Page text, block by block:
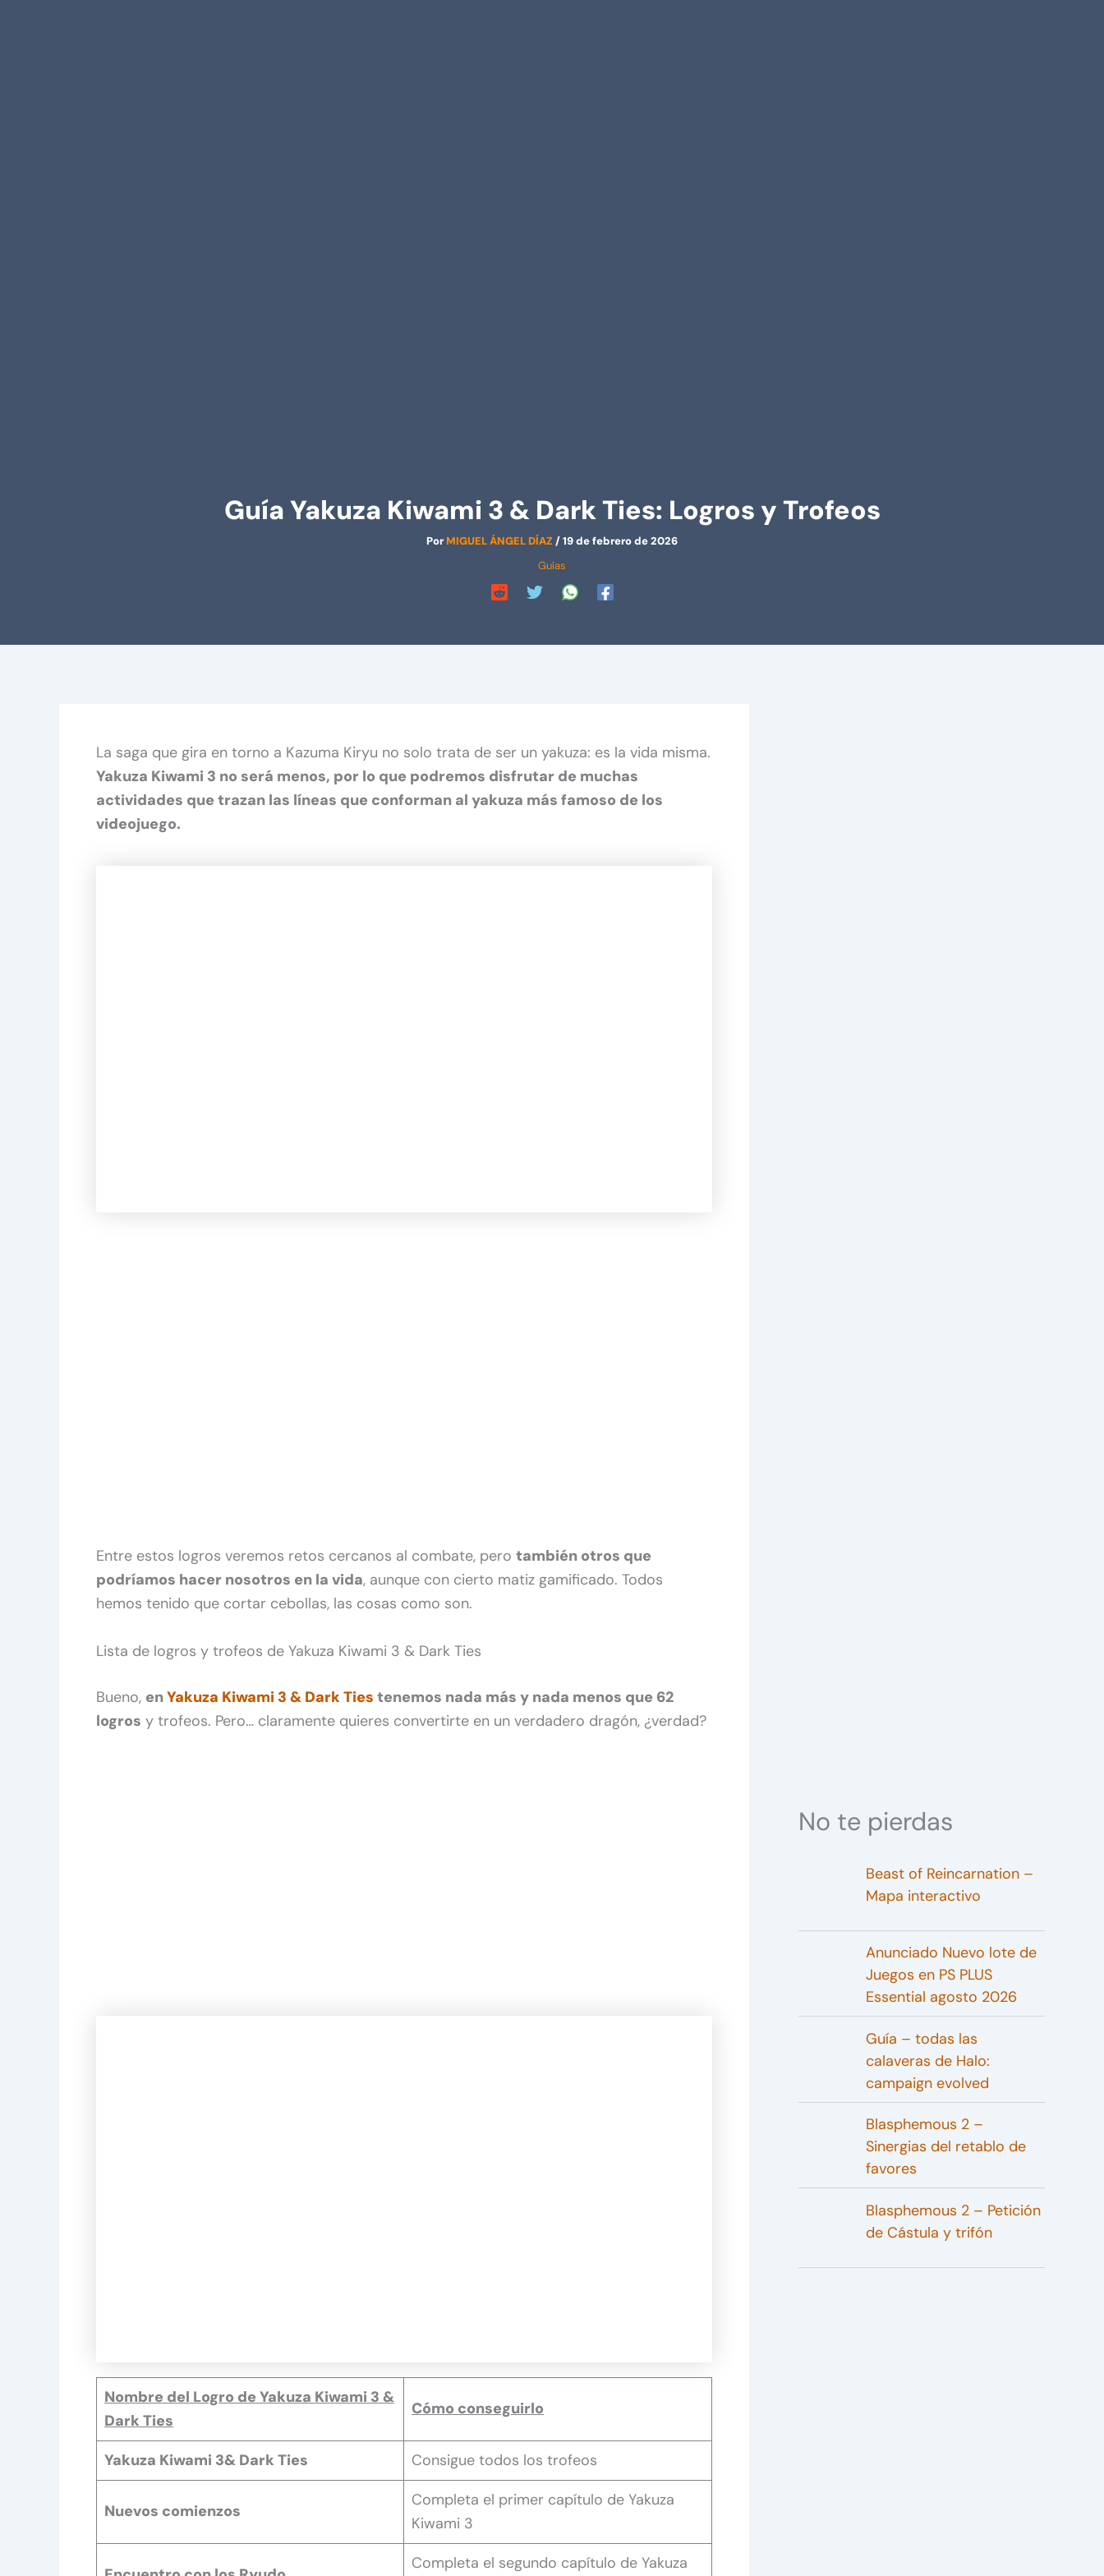
Guía Yakuza Kiwami 3 & Dark Ties: Logros y Trofeos
PorMIGUEL ÁNGEL DÍAZ /19 de febrero de 2026
Guías
La saga que gira en torno a Kazuma Kiryu no solo trata de ser un yakuza: es la vida misma.
Yakuza Kiwami 3 no será menos, por lo que podremos disfrutar de muchas
actividades que trazan las líneas que conforman al yakuza más famoso de los
videojuego.
Entre estos logros veremos retos cercanos al combate, pero también otros que
podríamos hacer nosotros en la vida, aunque con cierto matiz gamificado. Todos
hemos tenido que cortar cebollas, las cosas como son.
Lista de logros y trofeos de Yakuza Kiwami 3 & Dark Ties
Bueno, enYakuza Kiwami 3 & Dark Ties tenemos nada más y nada menos que 62
logros y trofeos. Pero… claramente quieres convertirte en un verdadero dragón, ¿verdad?
Nombre del Logro de Yakuza Kiwami 3 &
Dark Ties
Cómo conseguirlo
Yakuza Kiwami 3& Dark Ties Consigue todos los trofeos
Nuevos comienzos
Completa el primer capítulo de Yakuza
Kiwami 3
Completa el segundo capítulo de Yakuza
No te pierdas
Beast of Reincarnation –
Mapa interactivo
Anunciado Nuevo lote de
Juegos en PS PLUS
Essential agosto 2026
Guía – todas las
calaveras de Halo:
campaign evolved
Blasphemous 2 –
Sinergias del retablo de
favores
Blasphemous 2 – Petición
de Cástula y trifón